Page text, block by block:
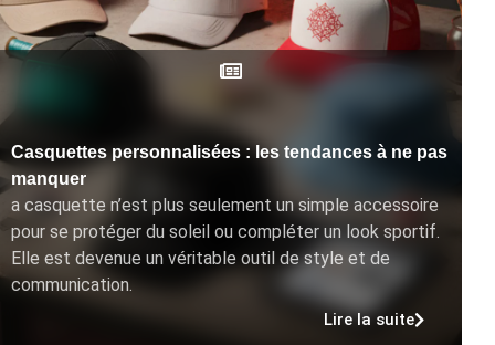
Casquettes personnalisées : les tendances à ne pas
manquer
a casquette n’est plus seulement un simple accessoire
pour se protéger du soleil ou compléter un look sportif.
Elle est devenue un véritable outil de style et de
communication.
Lire la suite